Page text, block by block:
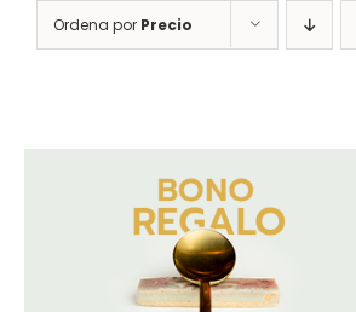
Ordena por Precio